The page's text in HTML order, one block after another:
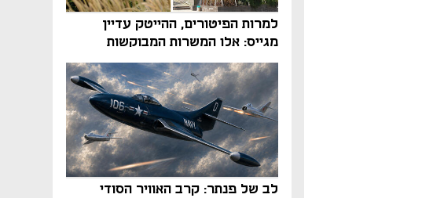
למרות הפיטורים, ההייטק עדיין
מגייס: אלו המשרות המבוקשות
והטיפים שיביאו אתכם לשם
לב של פנתר: קרב האוויר הסודי